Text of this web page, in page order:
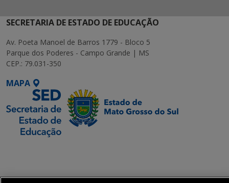
SECRETARIA DE ESTADO DE EDUCAÇÃO
Av. Poeta Manoel de Barros 1779 - Bloco 5
Parque dos Poderes - Campo Grande | MS
CEP.: 79.031-350
MAPA
Transformação Digital